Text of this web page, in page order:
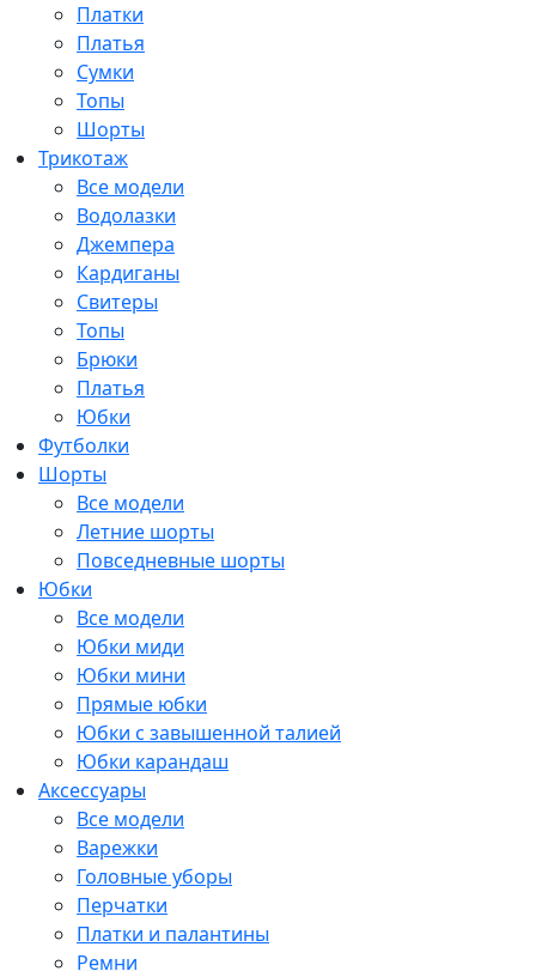
Платки
Платья
Сумки
Топы
Шорты
Трикотаж
Все модели
Водолазки
Джемпера
Кардиганы
Свитеры
Топы
Брюки
Платья
Юбки
Футболки
Шорты
Все модели
Летние шорты
Повседневные шорты
Юбки
Все модели
Юбки миди
Юбки мини
Прямые юбки
Юбки с завышенной талией
Юбки карандаш
Аксессуары
Все модели
Варежки
Головные уборы
Перчатки
Платки и палантины
Ремни